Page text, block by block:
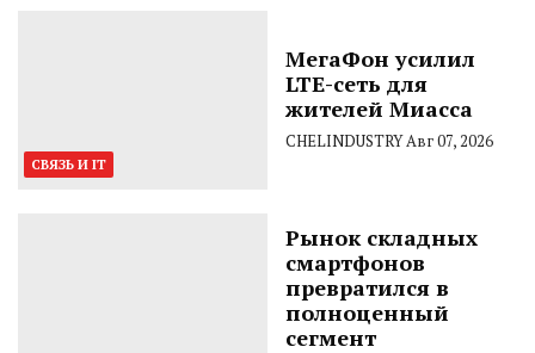
СВЯЗЬ И IT
МегаФон усилил
LTE-сеть для
жителей Миасса
CHELINDUSTRYАвг 07, 2026
Рынок складных
смартфонов
превратился в
полноценный
сегмент